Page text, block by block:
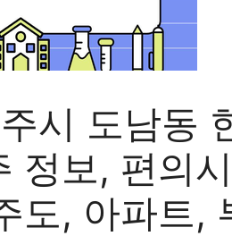
시 도남동
정보, 편의
도, 아파트,